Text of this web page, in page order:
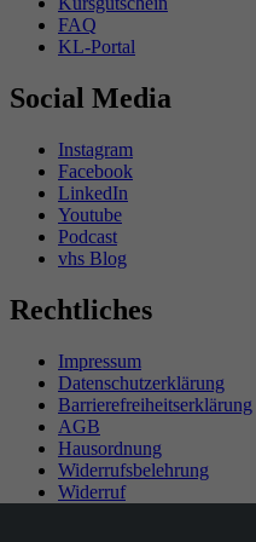
FAQ
KL-Portal
Social Media
Instagram
Facebook
LinkedIn
Youtube
Podcast
vhs Blog
Rechtliches
Impressum
Datenschutzerklärung
Barrierefreiheitserklärung
AGB
Hausordnung
Widerrufsbelehrung
Widerruf